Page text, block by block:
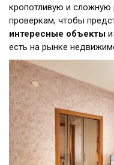
кропотливую и
проверкам, чтобы
интересные объекты
есть на рынке